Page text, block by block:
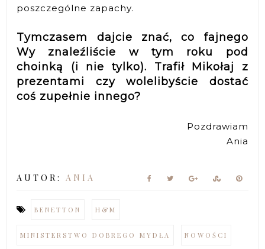
poszczególne zapachy.
Tymczasem dajcie znać, co fajnego
Wy znaleźliście w tym roku pod
choinką (i nie tylko). Trafił Mikołaj z
prezentami czy wolelibyście dostać
coś zupełnie innego?
Pozdrawiam
Ania
AUTOR:ANIA
BENETTON H&M
MINISTERSTWO DOBREGO MYDŁA NOWOŚCI